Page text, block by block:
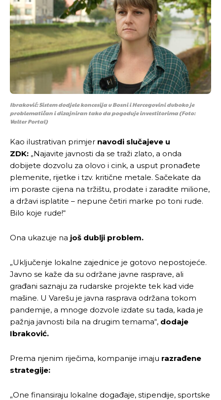
[wpuf_form id=”7463”]
[wpuf_form id=”7463”]
Ibraković: Sistem dodjele koncesija u Bosni i Hercegovini duboko je
problematičan i dizajniran tako da pogoduje investitorima(Foto:
Valter Portal)
Kao ilustrativan primjer navodi slučajeve u
ZDK: „Najavite javnosti da se traži zlato, a onda
dobijete dozvolu za olovo i cink, a usput pronađete
plemenite, rijetke i tzv. kritične metale. Sačekate da
im poraste cijena na tržištu, prodate i zaradite milione,
a državi isplatite – nepune četiri marke po toni rude.
Bilo koje rude!“
Ona ukazuje na još dublji problem.
„Uključenje lokalne zajednice je gotovo nepostojeće.
Javno se kaže da su održane javne rasprave, ali
građani saznaju za rudarske projekte tek kad vide
mašine. U Varešu je javna rasprava održana tokom
pandemije, a mnoge dozvole izdate su tada, kada je
pažnja javnosti bila na drugim temama“, dodaje
Ibraković.
Prema njenim riječima, kompanije imaju razrađene
strategije:
„One finansiraju lokalne događaje, stipendije, sportske